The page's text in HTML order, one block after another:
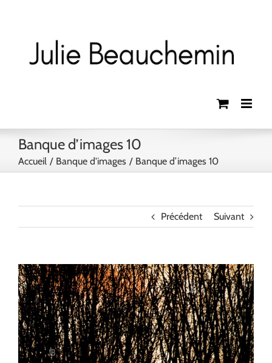
Banque d’images 10
Accueil Banque d'images Banque d’images 10
Précédent Suivant
View
Larger
Image